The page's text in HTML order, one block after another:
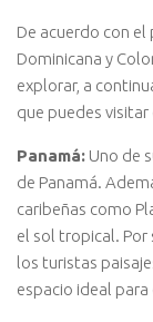
De acuerdo con
Dominicana y
explorar, a
que puedes
Panamá: Uno de
de Panamá.
caribeñas como
el sol tropical. Por
los turistas
espacio ideal